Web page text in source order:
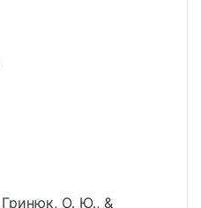
Гринюк, О. Ю., &